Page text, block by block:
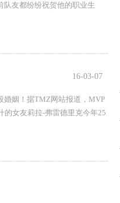
队友都纷纷祝贺他的职业生
16-03-07
婚姻！据TMZ网站报道，MVP
的女友莉拉-弗雷德里克今年25